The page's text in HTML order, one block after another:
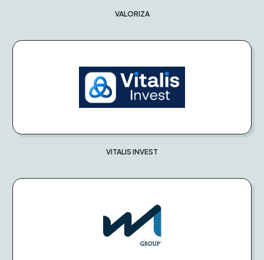
VALORIZA
VITALIS INVEST